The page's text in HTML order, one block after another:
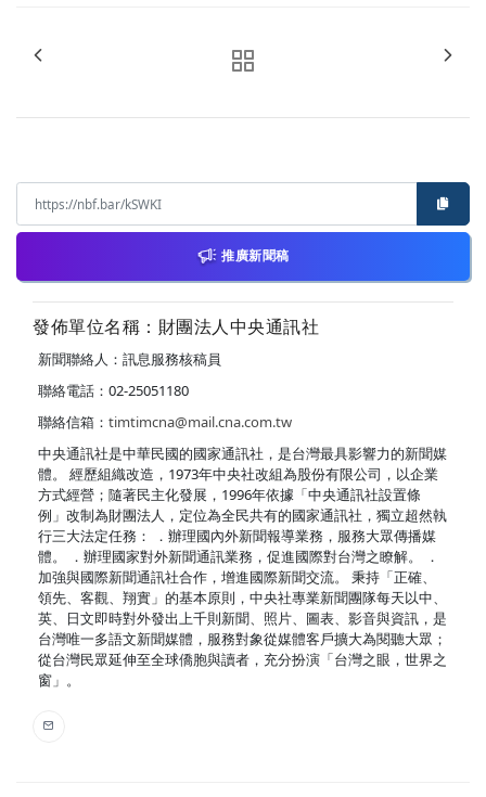
推廣新聞稿
發佈單位名稱：財團法人中央通訊社
新聞聯絡人：訊息服務核稿員
聯絡電話：02-25051180
聯絡信箱： timtimcna@mail.cna.com.tw
中央通訊社是中華民國的國家通訊社，是台灣最具影響力的新聞媒
體。 經歷組織改造，1973年中央社改組為股份有限公司，以企業
方式經營；隨著民主化發展，1996年依據「中央通訊社設置條
例」改制為財團法人，定位為全民共有的國家通訊社，獨立超然執
行三大法定任務： ．辦理國內外新聞報導業務，服務大眾傳播媒
體。 ．辦理國家對外新聞通訊業務，促進國際對台灣之瞭解。 ．
加強與國際新聞通訊社合作，增進國際新聞交流。 秉持「正確、
領先、客觀、翔實」的基本原則，中央社專業新聞團隊每天以中、
英、日文即時對外發出上千則新聞、照片、圖表、影音與資訊，是
台灣唯一多語文新聞媒體，服務對象從媒體客戶擴大為閱聽大眾；
從台灣民眾延伸至全球僑胞與讀者，充分扮演「台灣之眼，世界之
窗」。